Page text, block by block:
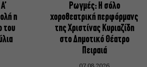
η
του
Ρωγμές: Η σόλο
χοροθεατρική περφόρμανς
της Χριστίνας Κυριαζίδη
στο Δημοτικό Θέατρο
Πειραιά